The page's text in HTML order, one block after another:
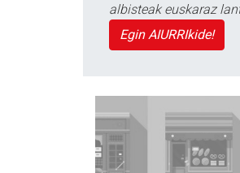
albisteak euskaraz
Egin AIURRIkide!